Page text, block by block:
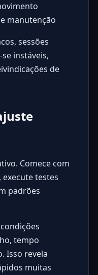
manutenção
sessões
instáveis,
de
Comece com
testes
padrões
tempo
Isso revela
muitas